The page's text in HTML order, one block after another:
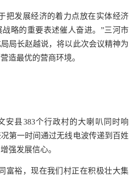
发展经济的着力点放在实体经济
战略的重要表述催人奋进。”三河市
局长赵越说，将以此次会议精神为
造最优的营商环境。
县383个行政村的大喇叭同时响
第一时间通过无线电波传递到百姓
强发展信心。
裕，现在我们村正在积极壮大集